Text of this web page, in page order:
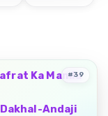
Ka Mamla
Andaji
#39